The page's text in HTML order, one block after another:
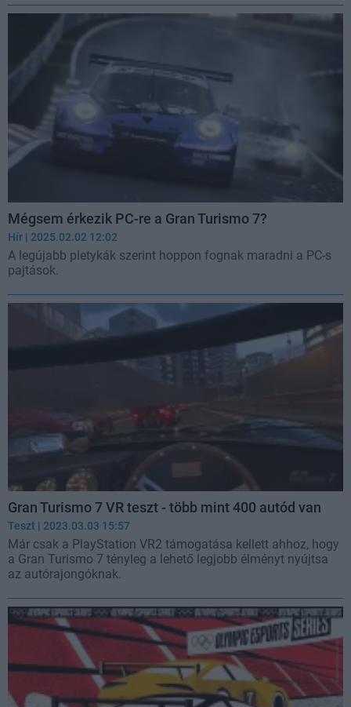
Mégsem érkezik PC-re a Gran Turismo 7?
Hír | 2025.02.02 12:02
A legújabb pletykák szerint hoppon fognak maradni a PC-s
pajtások.
Gran Turismo 7 VR teszt - több mint 400 autód van
Teszt | 2023.03.03 15:57
Már csak a PlayStation VR2 támogatása kellett ahhoz, hogy
a Gran Turismo 7 tényleg a lehető legjobb élményt nyújtsa
az autórajongóknak.